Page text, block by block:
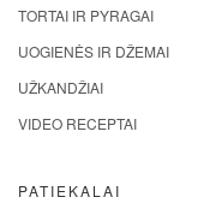
TORTAI IR PYRAGAI
UOGIENĖS IR DŽEMAI
UŽKANDŽIAI
VIDEO RECEPTAI
PATIEKALAI